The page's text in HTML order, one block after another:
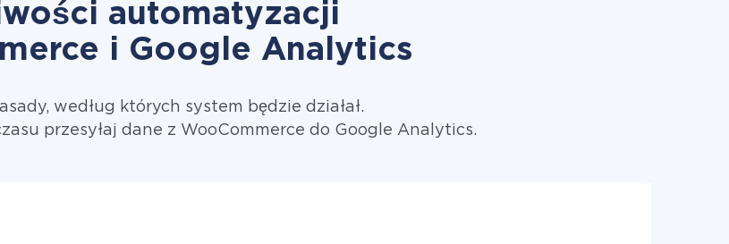
automatyzacji
i Google Analytics
według których system będzie działał.
przesyłaj dane z WooCommerce do Google Analytics.